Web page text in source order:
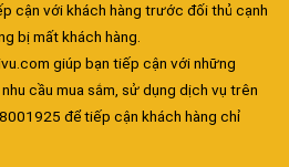
cận với khách hàng trước đối thủ cạnh
bị mất khách hàng.
giúp bạn tiếp cận với những
cầu mua sắm, sử dụng dịch vụ trên
để tiếp cận khách hàng chỉ
– Tối ưu màu sắc Kiến Trúc
– Hiên ngang giữa thời tiết khắc